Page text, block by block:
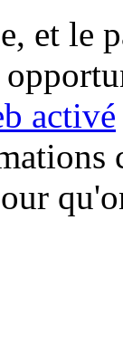
et le
activé